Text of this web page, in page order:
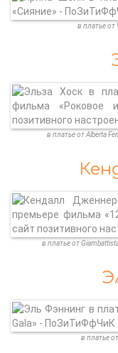
в платье от
в платье от Alberta
в платье от
в платье